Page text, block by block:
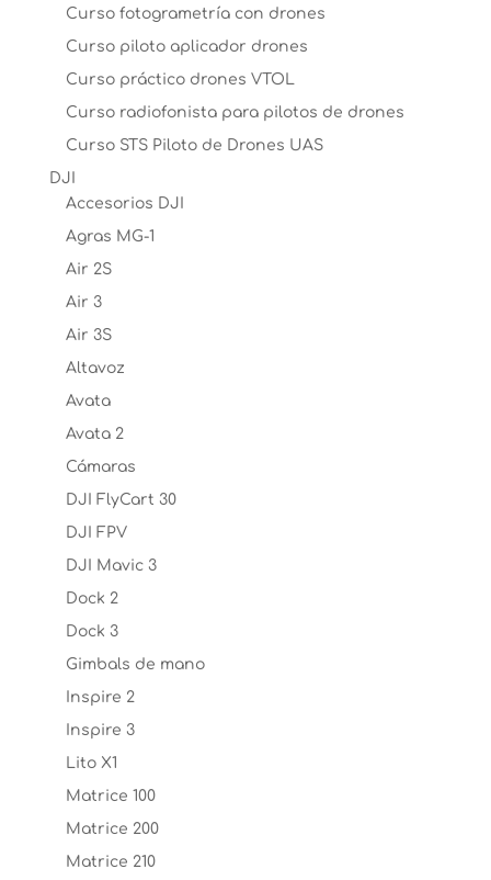
Curso fotogrametría con drones
Curso piloto aplicador drones
Curso práctico drones VTOL
Curso radiofonista para pilotos de drones
Curso STS Piloto de Drones UAS
DJI
Accesorios DJI
Agras MG-1
Air 2S
Air 3
Air 3S
Altavoz
Avata
Avata 2
Cámaras
DJI FlyCart 30
DJI FPV
DJI Mavic 3
Dock 2
Dock 3
Gimbals de mano
Inspire 2
Inspire 3
Lito X1
Matrice 100
Matrice 200
Matrice 210